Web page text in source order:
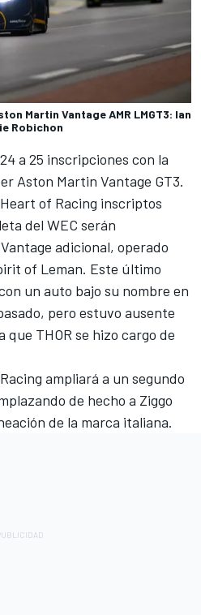
Martin Vantage AMR LMGT3: Ian
Robichon
a 25 inscripciones con la
Aston Martin Vantage GT3.
of Racing inscriptos
del WEC serán
adicional, operado
of Leman. Este último
un auto bajo su nombre en
pero estuvo ausente
que THOR se hizo cargo de
ampliará a un segundo
de hecho a Ziggo
de la marca italiana.